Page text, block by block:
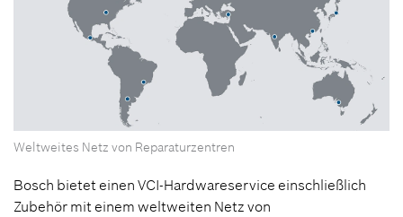
Weltweites Netz von Reparaturzentren
Bosch bietet einen VCI-Hardwareservice einschließlich
Zubehör mit einem weltweiten Netz von